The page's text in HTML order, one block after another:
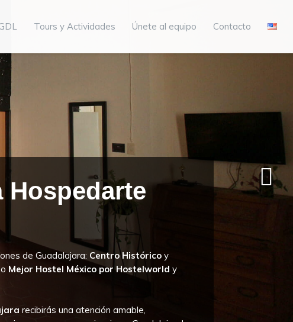
Tours y Actividades Únete al equipo Contacto
Hospedarte
de Guadalajara: Centro Históricoy
Mejor Hostel México por Hostelworld y
recibirás una atención amable,